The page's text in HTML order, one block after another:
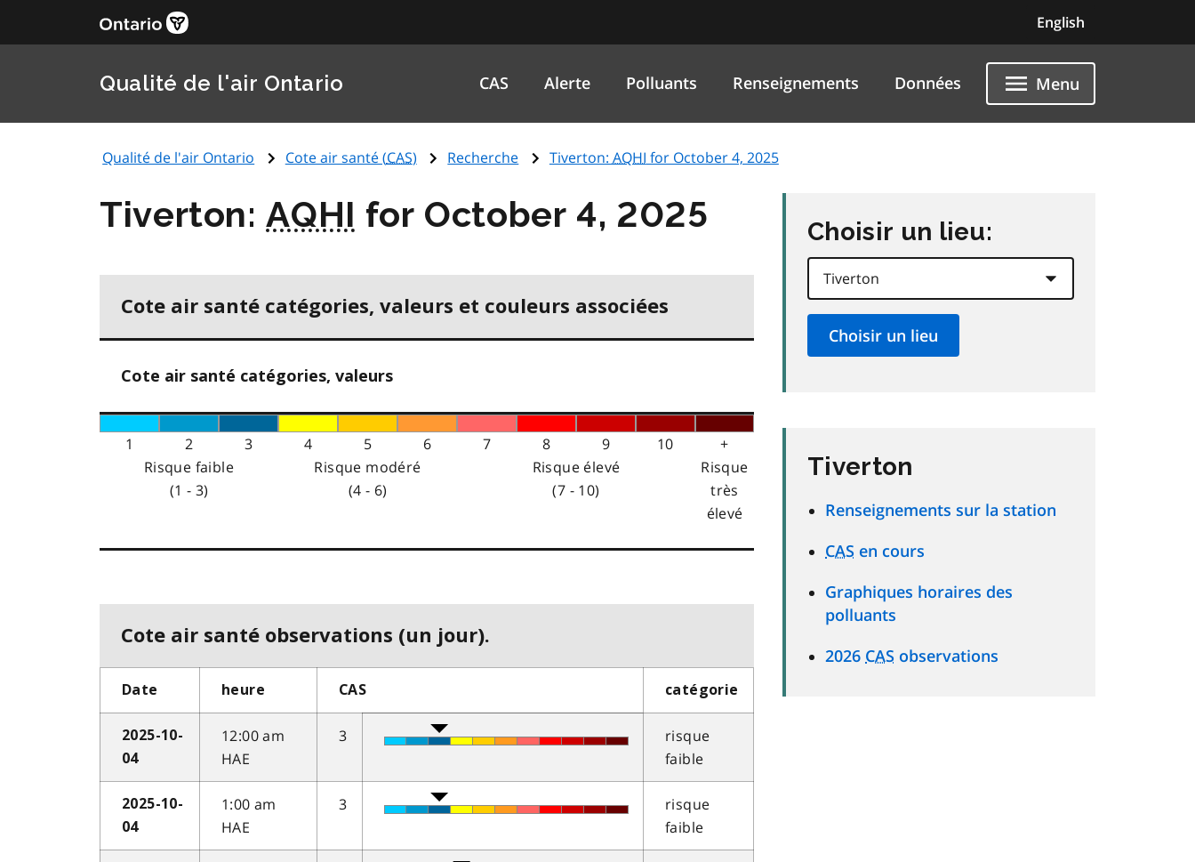
English
Qualité de l'air Ontario CAS Alerte Polluants Renseignements Données Menu
Qualité de l'air Ontario Cote air santé (CAS) Recherche Tiverton: AQHI for October 4, 2025
Tiverton:AQHI for October 4, 2025
Cote air santé catégories, valeurs et couleurs associées
Cote air santé catégories, valeurs
1 2 3 4 5 6 7 8 9 10
+
Risque faible
(1 - 3)
Risque modéré
(4 - 6)
Risque élevé
(7 - 10)
Risque
très
élevé
Cote air santé observations (un jour).
Date heure CAS catégorie
2025-10-
04
12:00 am
HAE
3
risque
faible
2025-10-
04
1:00 am
HAE
3
risque
faible
Choisir un lieu:
Tiverton
Renseignements sur la station
CAS en cours
Graphiques horaires des
polluants
2026 CAS observations